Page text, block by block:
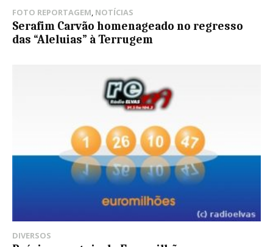
FOTO REPORTAGEM, NOTÍCIAS
Serafim Carvão homenageado no regresso
das “Aleluias” à Terrugem
DIVERSOS